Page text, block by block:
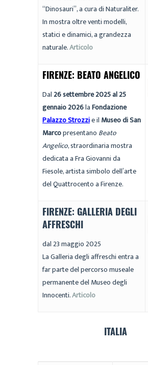
“Dinosauri”, a cura di Naturaliter.
In mostra oltre venti modelli,
statici e dinamici, a grandezza
naturale.Articolo
FIRENZE: BEATO ANGELICO
Dal26 settembre 2025 al 25
gennaio 2026laFondazione
Palazzo Strozzie il Museo di San
Marcopresentano Beato
Angelico, straordinaria mostra
dedicata a Fra Giovanni da
Fiesole, artista simbolo dell’arte
del Quattrocento a Firenze.
FIRENZE: GALLERIA DEGLI
AFFRESCHI
dal 23 maggio 2025
La Galleria degli affreschi entra a
far parte del percorso museale
permanente del Museo degli
Innocenti.Articolo
ITALIA